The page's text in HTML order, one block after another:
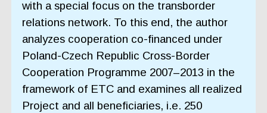
with a special focus on the transborder
relations network. To this end, the author
analyzes cooperation co-financed under
Poland-Czech Republic Cross-Border
Cooperation Programme 2007–2013 in the
framework of ETC and examines all realized
Project and all beneficiaries, i.e. 250